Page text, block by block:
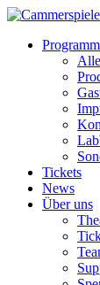
Programm
Tickets
News
Über uns